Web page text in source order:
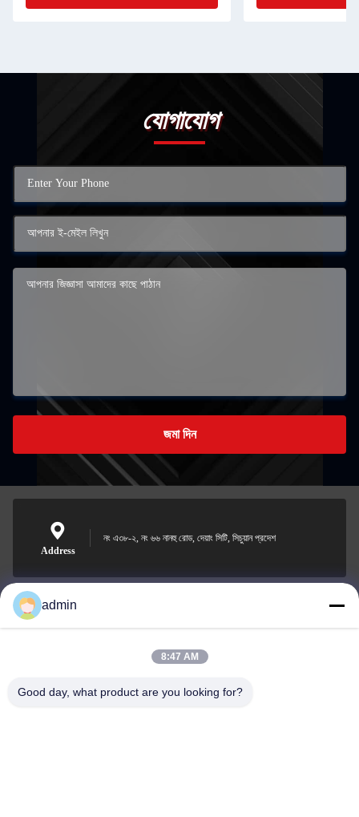
যোগাযোগ
জমা দিন
Address
নং এ৩৮-২, নং ৬৬ নানহু রোড, দেয়াং সিটি, সিচুয়ান প্রদেশ
Nero@enlaibio.com
admin
8:47 AM
Good day, what product are you looking for?